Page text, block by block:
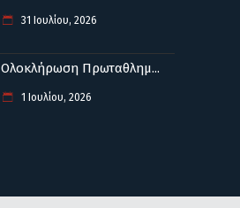
31 Ιουλίου, 2026
Ολοκλήρωση Πρωταθλημ...
1 Ιουλίου, 2026